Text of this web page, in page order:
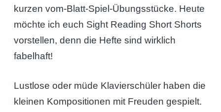
kurzen vom-Blatt-Spiel-Übungsstücke. Heute
möchte ich euch Sight Reading Short Shorts
vorstellen, denn die Hefte sind wirklich
fabelhaft!
Lustlose oder müde Klavierschüler haben die
kleinen Kompositionen mit Freuden gespielt.